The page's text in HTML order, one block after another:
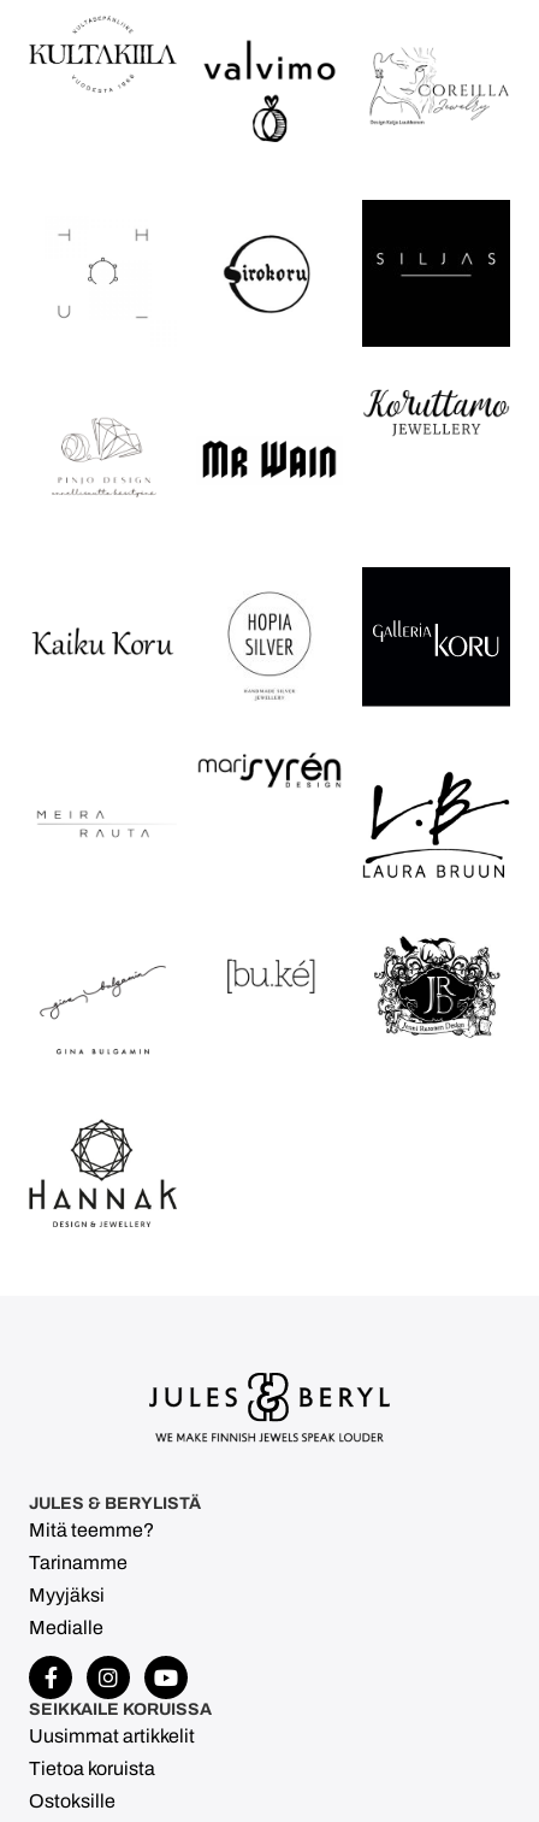
JULES & BERYLISTÄ
Mitä teemme?
Tarinamme
Myyjäksi
Medialle
SEIKKAILE KORUISSA
Uusimmat artikkelit
Tietoa koruista
Ostoksille